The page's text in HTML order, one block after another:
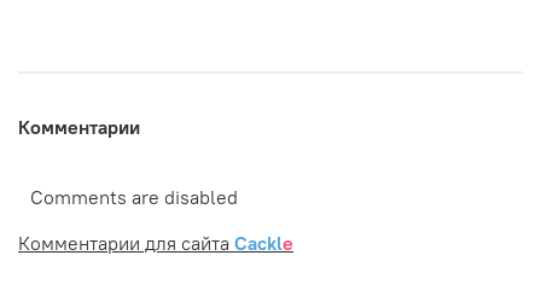
Комментарии
Comments are disabled
Комментарии для сайта Cackle